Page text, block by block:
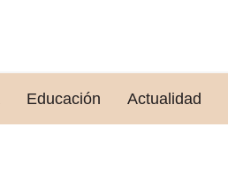
Educación Actualidad